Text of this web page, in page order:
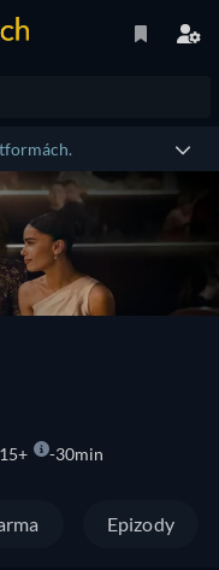
30min
Epizody